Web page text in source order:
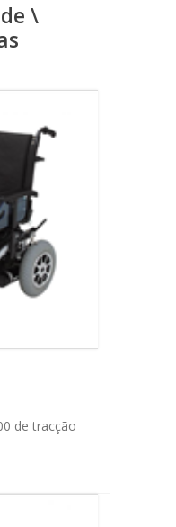
\
de tracção